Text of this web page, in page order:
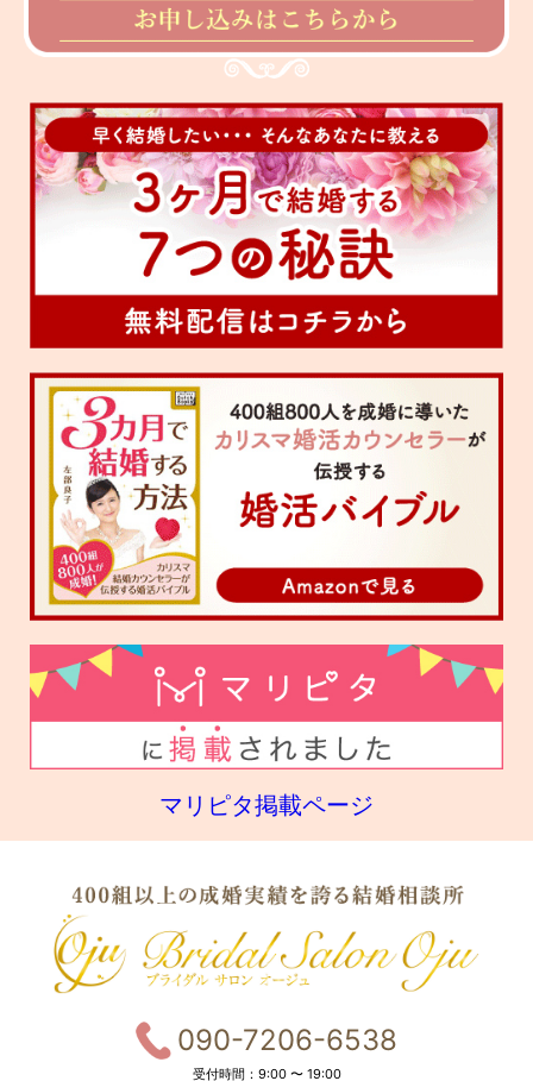
マリピタ掲載ページ
090-7206-6538
受付時間：9:00 〜 19:00